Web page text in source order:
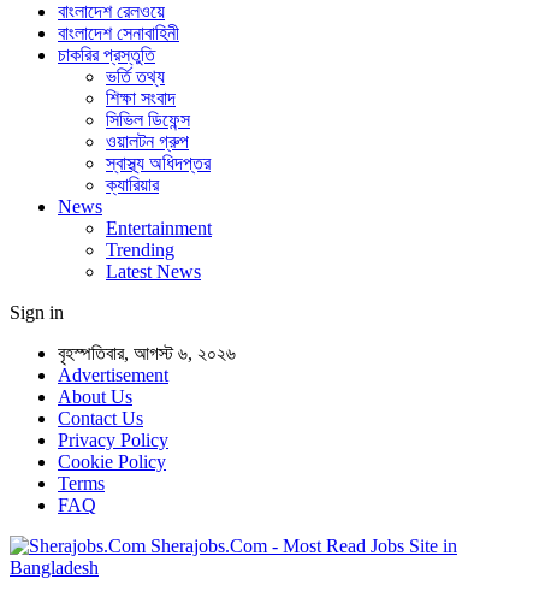
বাংলাদেশ রেলওয়ে
বাংলাদেশ সেনাবাহিনী
চাকরির প্রস্তুতি
ভর্তি তথ্য
শিক্ষা সংবাদ
সিভিল ডিফেন্স
ওয়ালটন গ্রুপ
স্বাস্থ্য অধিদপ্তর
ক্যারিয়ার
News
Entertainment
Trending
Latest News
Sign in
বৃহস্পতিবার, আগস্ট ৬, ২০২৬
Advertisement
About Us
Contact Us
Privacy Policy
Cookie Policy
Terms
FAQ
Sherajobs.Com - Most Read Jobs Site in
Bangladesh